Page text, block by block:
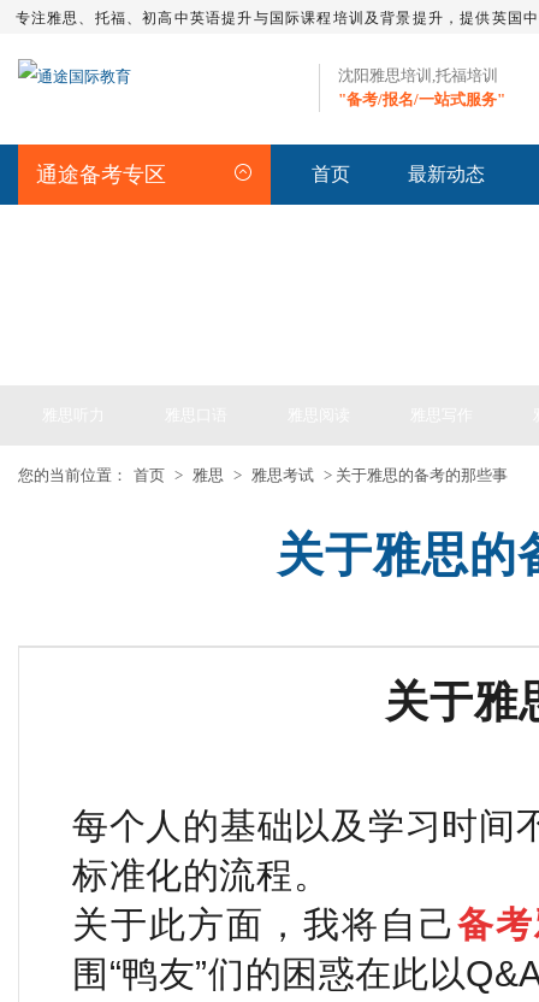
专注雅思、托福、初高中英语提升与国际课程培训及背景提升，提供英国
沈阳雅思培训,托福培训
"备考/报名/一站式服务"
通途备考专区 首页 最新动态
您的当前位置： 首页 > 雅思 > 雅思考试 > 关于雅思的备考的那些事
关于雅思的
关于雅
每个人的基础以及学习时间
标准化的流程。
关于此方面，我将自己备
围“鸭友”们的困惑在此以